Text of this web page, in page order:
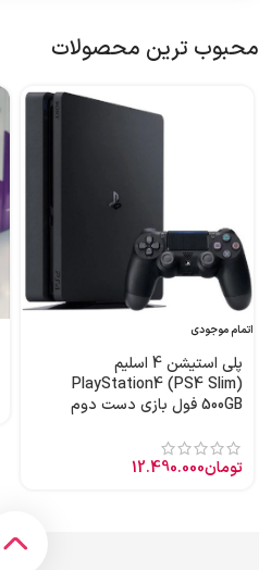
محبوب ترین محصولات
اتمام موجودی
پلی استیشن 4 اسلیم
PlayStation4 (PS4 Slim)
500GB فول بازی دست دوم
تومان12.490.000